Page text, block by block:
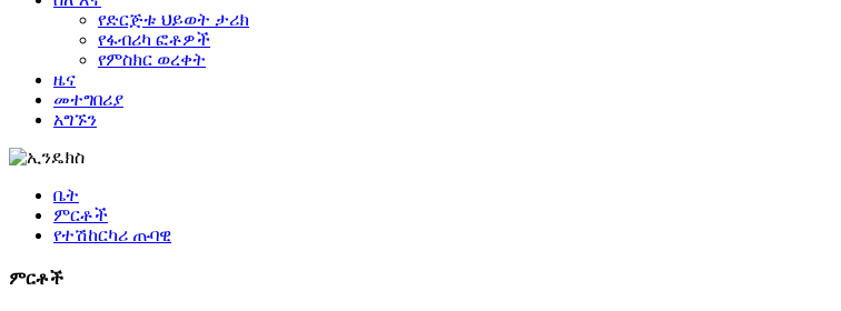
የድርጅቱ ህይወት ታሪክ
የፋብሪካ ፎቶዎች
የምስክር ወረቀት
ዜና
መተግበሪያ
አግኙን
ቤት
ምርቶች
የተሽከርካሪ ጡባዊ
ምርቶች